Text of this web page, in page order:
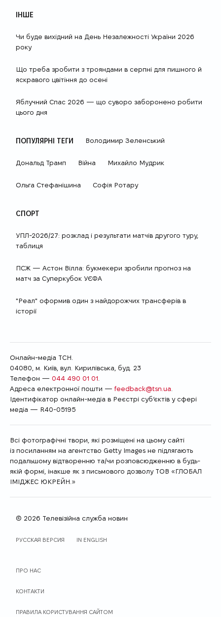
ІНШЕ
Чи буде вихідний на День Незалежності України 2026
року
Що треба зробити з трояндами в серпні для пишного й
яскравого цвітіння до осені
Яблучний Спас 2026 — що суворо заборонено робити
цього дня
ПОПУЛЯРНІ ТЕГИ Володимир Зеленський
Дональд Трамп Війна Михайло Мудрик
Ольга Стефанішина Софія Ротару
СПОРТ
УПЛ-2026/27: розклад і результати матчів другого туру,
таблиця
ПСЖ — Астон Вілла: букмекери зробили прогноз на
матч за Суперкубок УЄФА
"Реал" оформив один з найдорожчих трансферів в
історії
Онлайн-медіа ТСН.
04080, м. Київ, вул. Кирилівська, буд. 23
Телефон — 044 490 01 01
Адреса електронної пошти — feedback@tsn.ua
Ідентифікатор онлайн-медіа в Реєстрі суб’єктів у сфері
медіа — R40-05195
Всі фотографічні твори, які розміщені на цьому сайті
із посиланням на агентство Getty Images не підлягають
подальшому відтворенню та/чи розповсюдженню в будь-
якій формі, інакше як з письмового дозволу ТОВ «ГЛОБАЛ
ІМІДЖЕС ЮКРЕЙН.»
© 2026 Телевізійна служба новин
РУССКАЯ ВЕРСИЯ
IN ENGLISH
ПРО НАС
КОНТАКТИ
ПРАВИЛА КОРИСТУВАННЯ САЙТОМ